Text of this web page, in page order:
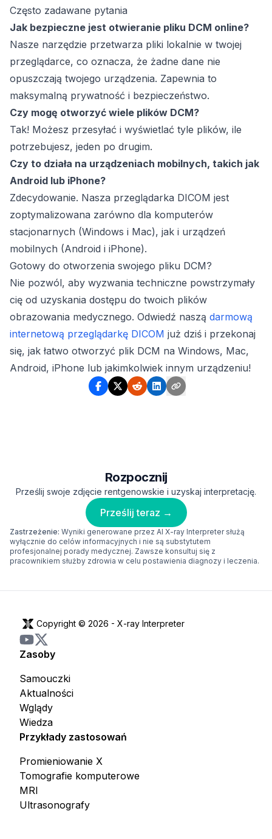
Często zadawane pytania
Jak bezpieczne jest otwieranie pliku DCM online?
Nasze narzędzie przetwarza pliki lokalnie w twojej
przeglądarce, co oznacza, że żadne dane nie
opuszczają twojego urządzenia. Zapewnia to
maksymalną prywatność i bezpieczeństwo.
Czy mogę otworzyć wiele plików DCM?
Tak! Możesz przesyłać i wyświetlać tyle plików, ile
potrzebujesz, jeden po drugim.
Czy to działa na urządzeniach mobilnych, takich jak
Android lub iPhone?
Zdecydowanie. Nasza przeglądarka DICOM jest
zoptymalizowana zarówno dla komputerów
stacjonarnych (Windows i Mac), jak i urządzeń
mobilnych (Android i iPhone).
Gotowy do otworzenia swojego pliku DCM?
Nie pozwól, aby wyzwania techniczne powstrzymały
cię od uzyskania dostępu do twoich plików
obrazowania medycznego. Odwiedź naszą darmową
internetową przeglądarkę DICOM już dziś i przekonaj
się, jak łatwo otworzyć plik DCM na Windows, Mac,
Android, iPhone lub jakimkolwiek innym urządzeniu!
Rozpocznij
Prześlij swoje zdjęcie rentgenowskie i uzyskaj interpretację.
Prześlij teraz →
Zastrzeżenie: Wyniki generowane przez AI X-ray Interpreter służą
wyłącznie do celów informacyjnych i nie są substytutem
profesjonalnej porady medycznej. Zawsze konsultuj się z
pracownikiem służby zdrowia w celu postawienia diagnozy i leczenia.
Copyright © 2026 - X-ray Interpreter
Zasoby
Wglądy
Wiedza
Aktualności
Samouczki
Przykłady zastosowań
Tomografie komputerowe
MRI
Ultrasonografy
Promieniowanie X